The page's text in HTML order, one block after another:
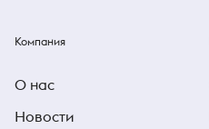
Компания
О нас
Новости